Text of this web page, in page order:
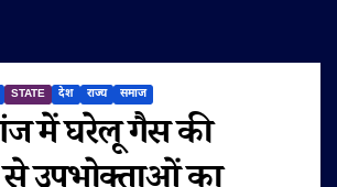
STATE देश राज्य समाज
में घरेलू गैस की